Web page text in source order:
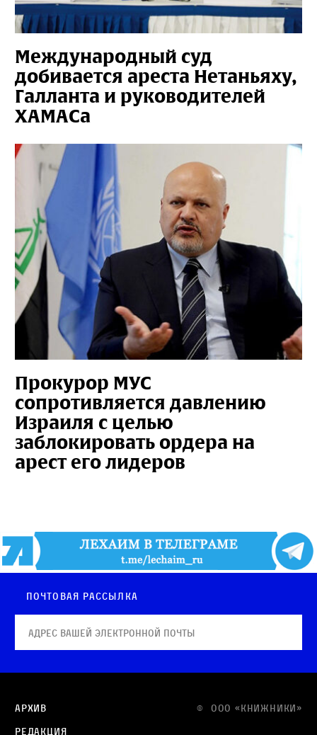
Международный суд
добивается ареста Нетаньяху,
Галланта и руководителей
ХАМАСа
Прокурор МУС
сопротивляется давлению
Израиля с целью
заблокировать ордера на
арест его лидеров
Почтовая рассылка
© OOO «КНИЖНИКИ»
Архив
Редакция